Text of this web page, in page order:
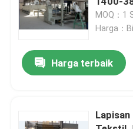
Berita
Permintaan Penawaran
Pengaturan Heat Stenter
MOQ：1
Harga：
Harga terbaik
Lapisan